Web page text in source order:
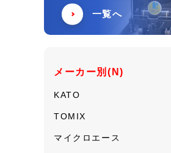
一覧へ
メーカー別(N)
KATO
TOMIX
マイクロエース